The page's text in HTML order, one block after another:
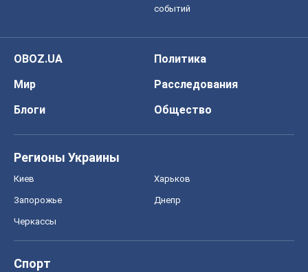
событий
OBOZ.UA
Политика
Мир
Расследования
Блоги
Общество
Регионы Украины
Киев Харьков
Запорожье Днепр
Черкассы
Спорт